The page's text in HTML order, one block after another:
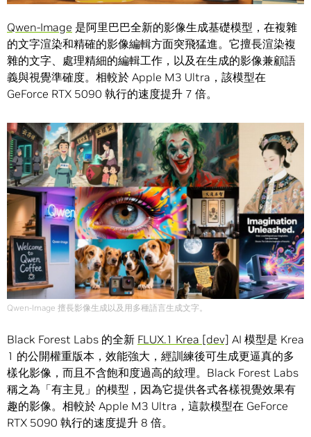
Qwen-Image 是阿里巴巴全新的影像生成基礎模型，在複雜
的文字渲染和精確的影像編輯方面突飛猛進。它擅長渲染複
雜的文字、處理精細的編輯工作，以及在生成的影像兼顧語
義與視覺準確度。相較於 Apple M3 Ultra，該模型在
GeForce RTX 5090 執行的速度提升 7 倍。
Qwen-Image 擅長影像生成以及用多種語言生成文字。
Black Forest Labs 的全新 FLUX.1 Krea [dev] AI 模型是 Krea
1 的公開權重版本，效能強大，經訓練後可生成更逼真的多
樣化影像，而且不含飽和度過高的紋理。Black Forest Labs
稱之為「有主見」的模型，因為它提供各式各樣視覺效果有
趣的影像。相較於 Apple M3 Ultra，這款模型在 GeForce
RTX 5090 執行的速度提升 8 倍。